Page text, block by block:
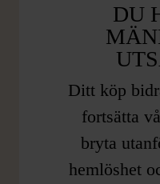
DU
Ditt köp
fortsätta
bryta
hemlöshet